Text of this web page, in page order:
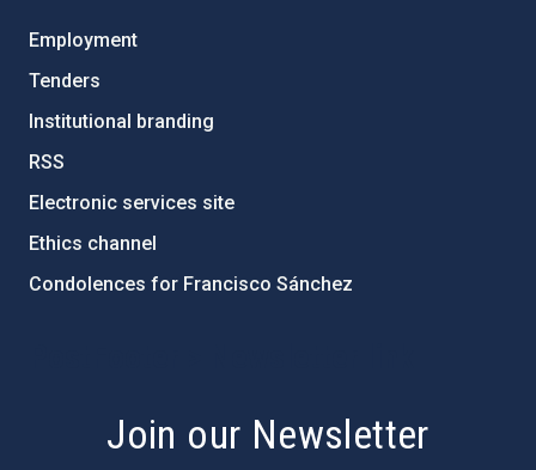
Employment
Tenders
Institutional branding
RSS
Electronic services site
Ethics channel
Condolences for Francisco Sánchez
Join our Newsletter